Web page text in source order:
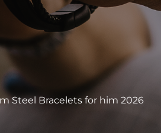
Steel Bracelets for him 2026